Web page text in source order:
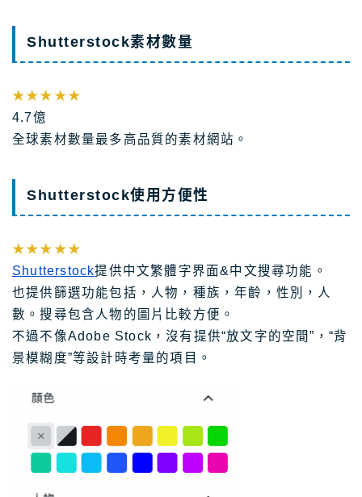
Shutterstock素材數量
★★★★★
4.7億
全球素材數量最多高品質的素材網站。
Shutterstock使用方便性
★★★★★
Shutterstock提供中文繁體字界面&中文搜尋功能。
也提供篩選功能包括，人物，種族，年齡，性別，人
數。搜尋包含人物的圖片比較方便。
不過不像Adobe Stock，沒有提供“放文字的空間”，“背
景模糊度”等設計時考量的項目。